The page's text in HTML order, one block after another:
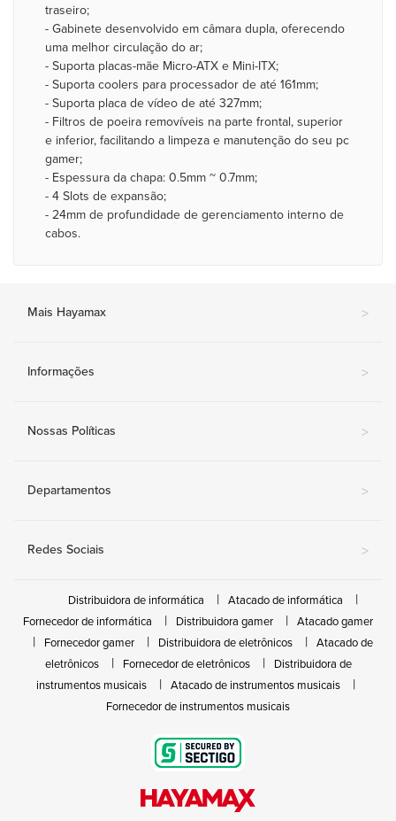
traseiro;
- Gabinete desenvolvido em câmara dupla, oferecendo
uma melhor circulação do ar;
- Suporta placas-mãe Micro-ATX e Mini-ITX;
- Suporta coolers para processador de até 161mm;
- Suporta placa de vídeo de até 327mm;
- Filtros de poeira removíveis na parte frontal, superior
e inferior, facilitando a limpeza e manutenção do seu pc
gamer;
- Espessura da chapa: 0.5mm ~ 0.7mm;
- 4 Slots de expansão;
- 24mm de profundidade de gerenciamento interno de
cabos.
Mais Hayamax >
Informações >
Nossas Políticas >
Departamentos >
Redes Sociais >
Distribuidora de informática
Atacado de informática
Fornecedor de informática
Distribuidora gamer
Atacado gamer
Fornecedor gamer
Distribuidora de eletrônicos
Atacado de
eletrônicos
Fornecedor de eletrônicos
Distribuidora de
instrumentos musicais
Atacado de instrumentos musicais
Fornecedor de instrumentos musicais